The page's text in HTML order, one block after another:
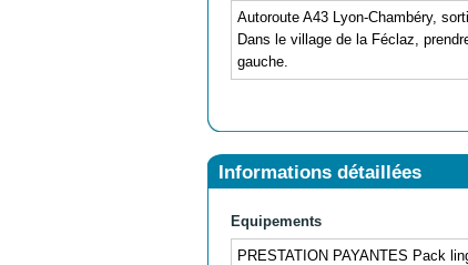
Autoroute A43 Lyon-Chambéry,
Dans le village de la Féclaz,
gauche.
Informations détaillées
Equipements
PRESTATION PAYANTES Pack